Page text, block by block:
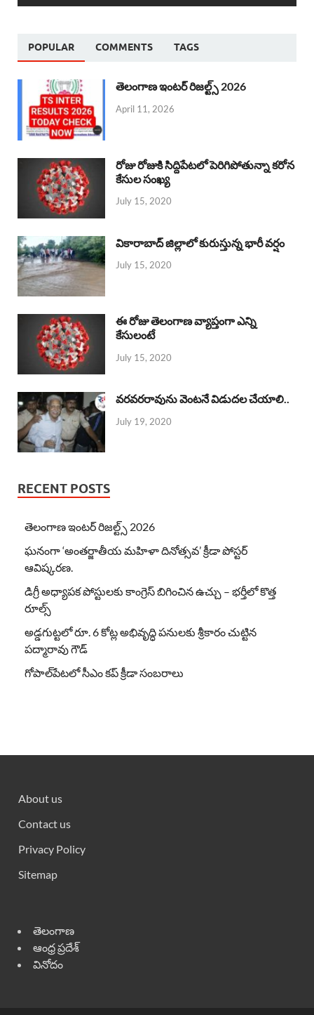
POPULAR COMMENTS TAGS
తెలంగాణ ఇంటర్ రిజల్ట్స్ 2026
April 11, 2026
రోజు రోజుకి సిద్దిపేటలో పెరిగిపోతున్నా కరోన
కేసుల సంఖ్య
July 15, 2020
వికారాబాద్ జిల్లాలో కురుస్తున్న భారీ వర్షం
July 15, 2020
ఈ రోజు తెలంగాణ వ్యాప్తంగా ఎన్ని
కేసులంటే
July 15, 2020
వరవరరావును వెంటనే విడుదల చేయాలి..
July 19, 2020
RECENT POSTS
తెలంగాణ ఇంటర్ రిజల్ట్స్ 2026
ఘనంగా ‘అంతర్జాతీయ మహిళా దినోత్సవ’ క్రీడా పోస్టర్
ఆవిష్కరణ.
డిగ్రీ అధ్యాపక పోస్టులకు కాంగ్రెస్ బిగించిన ఉచ్చు – భర్తీలో కొత్త
రూల్స్
అడ్డగుట్టలో రూ. 6 కోట్ల అభివృద్ధి పనులకు శ్రీకారం చుట్టిన
పద్మారావు గౌడ్
గోపాల్‌పేటలో సీఎం కప్ క్రీడా సంబరాలు
About us
Contact us
Privacy Policy
Sitemap
తెలంగాణ
ఆంధ్ర ప్రదేశ్
వినోదం